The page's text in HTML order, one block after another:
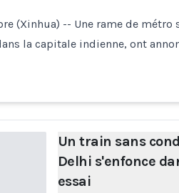
(Xinhua) -- Une rame de
la capitale indienne, ont
Un train sans
Delhi s'enfonce
essai